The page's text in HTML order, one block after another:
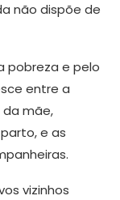
não dispõe de
pobreza e pelo
entre a
mãe,
e as
vizinhos